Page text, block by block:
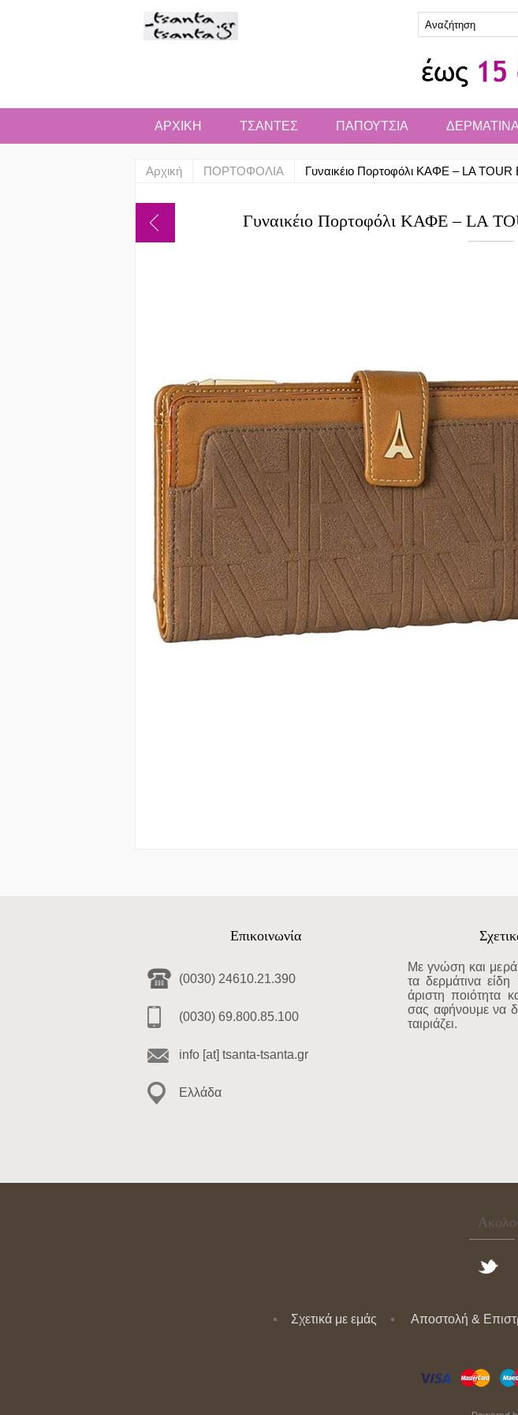
ΑΡΧΙΚΗ ΤΣΑΝΤΕΣ ΠΑΠΟΥΤΣΙΑ ΔΕΡΜΑΤΙΝΑ
Αρχική ΠΟΡΤΟΦΟΛΙΑ Γυναικέιο Πορτοφόλι ΚΑΦΕ – LA
Γυναικέιο Πορτοφόλι ΚΑΦΕ – LA
Επικοινωνία
(0030) 24610.21.390
(0030) 69.800.85.100
info [at] tsanta-tsanta.gr
Ελλάδα
Με γνώση και
τα δερμάτινα
άριστη ποιότητα
σας αφήνουμε να
ταιριάζει.
Σχετικά με εμάς Αποστολή &